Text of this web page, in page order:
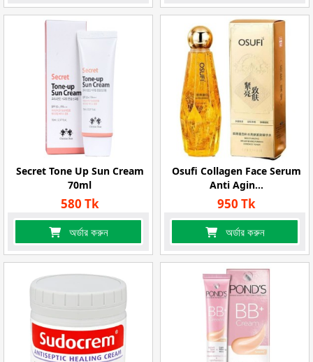
Secret Tone Up Sun Cream
70ml
580 Tk
অর্ডার করুন
Osufi Collagen Face Serum
Anti Agin...
950 Tk
অর্ডার করুন